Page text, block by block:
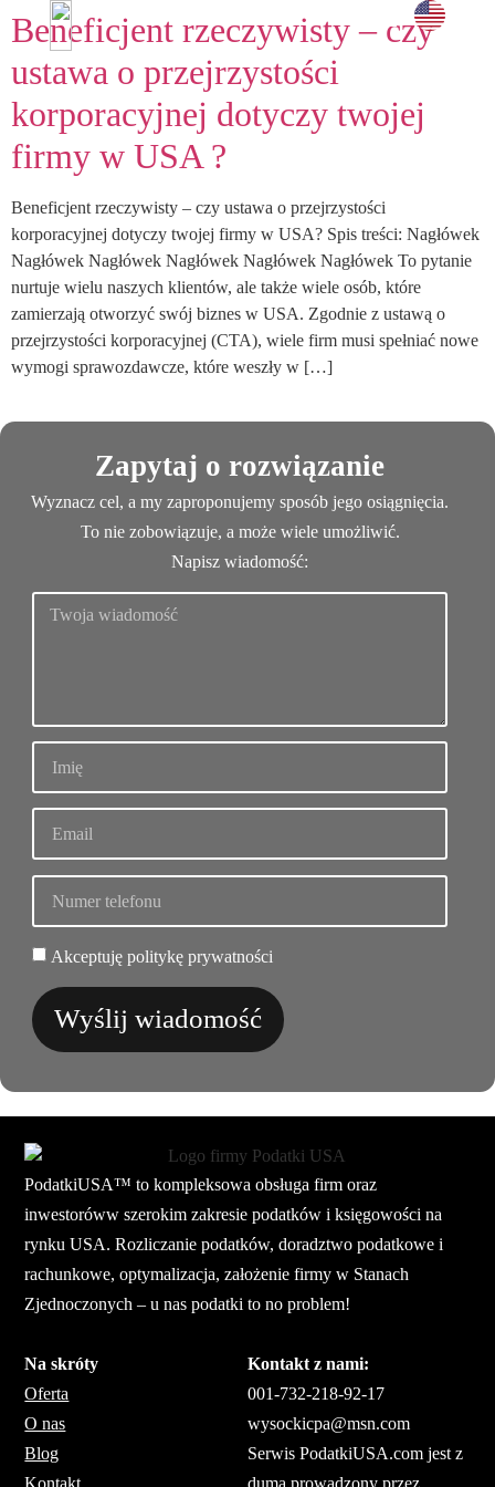
Beneficjent rzeczywisty – czy
ustawa o przejrzystości
korporacyjnej dotyczy twojej
firmy w USA ?
Beneficjent rzeczywisty – czy ustawa o przejrzystości
korporacyjnej dotyczy twojej firmy w USA? Spis treści: Nagłówek
Nagłówek Nagłówek Nagłówek Nagłówek Nagłówek To pytanie
nurtuje wielu naszych klientów, ale także wiele osób, które
zamierzają otworzyć swój biznes w USA. Zgodnie z ustawą o
przejrzystości korporacyjnej (CTA), wiele firm musi spełniać nowe
wymogi sprawozdawcze, które weszły w […]
Zapytaj o rozwiązanie
Wyznacz cel, a my zaproponujemy sposób jego osiągnięcia.
To nie zobowiązuje, a może wiele umożliwić.
Napisz wiadomość:
Akceptuję politykę prywatności
Wyślij wiadomość
Na skróty
Oferta
O nas
Blog
Kontakt
Kontakt z nami:
001-732-218-92-17
wysockicpa@msn.com
Serwis PodatkiUSA.com jest z
dumą prowadzony przez
PodatkiUSA™ to kompleksowa obsługa firm oraz
inwestoróww szerokim zakresie podatków i księgowości na
rynku USA. Rozliczanie podatków, doradztwo podatkowe i
rachunkowe, optymalizacja, założenie firmy w Stanach
Zjednoczonych – u nas podatki to no problem!